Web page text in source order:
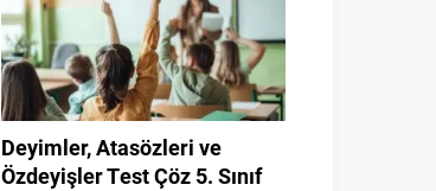
Deyimler, Atasözleri ve
Özdeyişler Test Çöz 5. Sınıf